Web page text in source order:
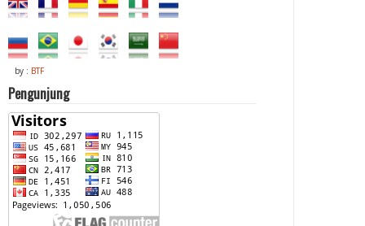
by : BTF
Pengunjung